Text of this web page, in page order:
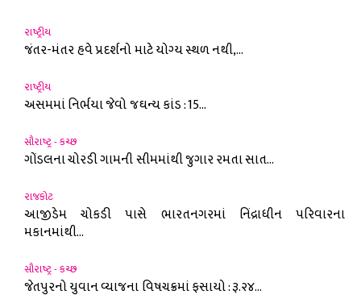
રાષ્ટ્રીય
જંતર-મંતર હવે પ્રદર્શનો માટે યોગ્ય સ્થળ નથી,...
રાષ્ટ્રીય
અસમમાં નિર્ભયા જેવો જઘન્ય કાંડ : 15...
સૌરાષ્ટ્ર - કચ્છ
ગોંડલના ચોરડી ગામની સીમમાંથી જુગાર રમતા સાત...
રાજકોટ
આજીડેમ ચોકડી પાસે ભારતનગરમાં નિંદ્રાધીન પરિવારના
મકાનમાંથી...
સૌરાષ્ટ્ર - કચ્છ
જેતપુરનો યુવાન વ્યાજના વિષચક્રમાં ફસાયો : રૂ.૨૪...